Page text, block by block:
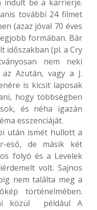
indult be a karrierje.
további 24 filmet
(azaz jóval 70 éves
formában. Bár
időszakban (pl. a Cry
nem neki
Azután, vagy a J.
is kicsit laposak
hogy többségben
és néha igazán
esszenciáját.
után ismét hullott a
eső, de másik két
folyó és a Levelek
volt. Sajnos
nem találta meg a
történelmében.
közül például A